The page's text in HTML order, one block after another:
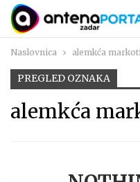
Naslovnica alemkća
PREGLED OZNAKA
alemkća